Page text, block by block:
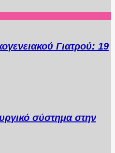
Γιατρού: 19
σύστημα στην